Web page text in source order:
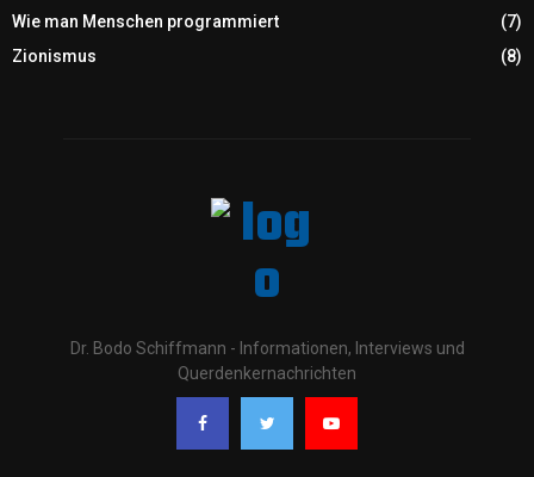
Wie man Menschen programmiert
(7)
Zionismus
(8)
Dr. Bodo Schiffmann - Informationen, Interviews und
Querdenkernachrichten